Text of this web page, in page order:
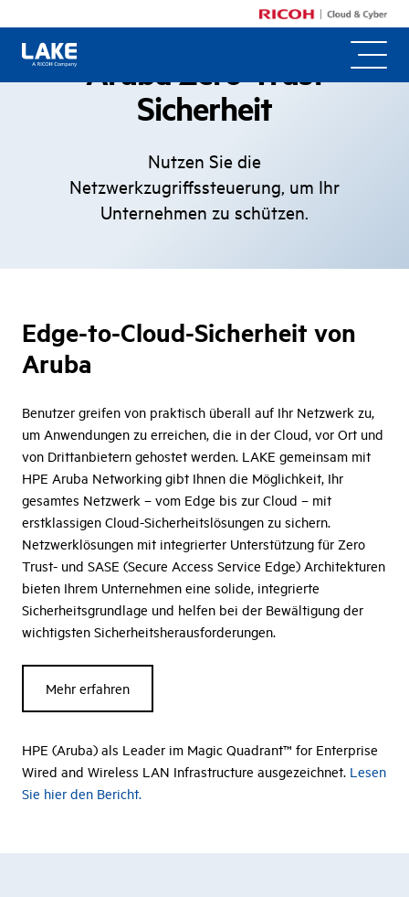
Aruba Zero-Trust
Sicherheit
Nutzen Sie die
Netzwerkzugriffssteuerung, um Ihr
Unternehmen zu schützen.
Edge-to-Cloud-Sicherheit von
Aruba
Benutzer greifen von praktisch überall auf Ihr Netzwerk zu,
um Anwendungen zu erreichen, die in der Cloud, vor Ort und
von Drittanbietern gehostet werden. LAKE gemeinsam mit
HPE Aruba Networking gibt Ihnen die Möglichkeit, Ihr
gesamtes Netzwerk – vom Edge bis zur Cloud – mit
erstklassigen Cloud-Sicherheitslösungen zu sichern.
Netzwerklösungen mit integrierter Unterstützung für Zero
Trust- und SASE (Secure Access Service Edge) Architekturen
bieten Ihrem Unternehmen eine solide, integrierte
Sicherheitsgrundlage und helfen bei der Bewältigung der
wichtigsten Sicherheitsherausforderungen.
Mehr erfahren
HPE (Aruba) als Leader im Magic Quadrant™ for Enterprise
Wired and Wireless LAN Infrastructure ausgezeichnet. Lesen
Sie hier den Bericht.